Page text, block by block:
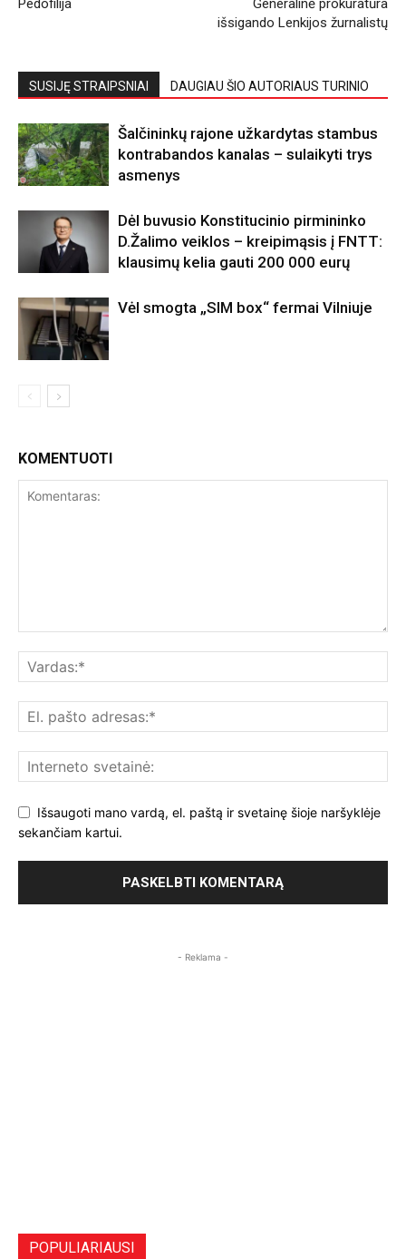
Pedofilija
Generalinė prokuratūra
išsigando Lenkijos žurnalistų
SUSIJĘ STRAIPSNIAI DAUGIAU ŠIO AUTORIAUS TURINIO
Šalčininkų rajone užkardytas stambus
kontrabandos kanalas – sulaikyti trys
asmenys
Dėl buvusio Konstitucinio pirmininko
D.Žalimo veiklos – kreipimąsis į FNTT:
klausimų kelia gauti 200 000 eurų
Vėl smogta „SIM box“ fermai Vilniuje
KOMENTUOTI
Išsaugoti mano vardą, el. paštą ir svetainę šioje naršyklėje
sekančiam kartui.
- Reklama -
POPULIARIAUSI